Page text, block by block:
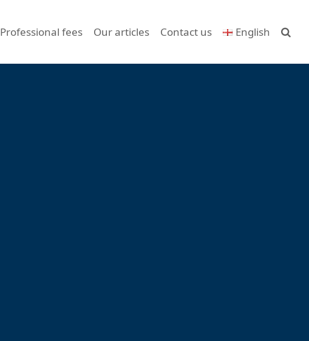
Professional fees Our articles Contact us English